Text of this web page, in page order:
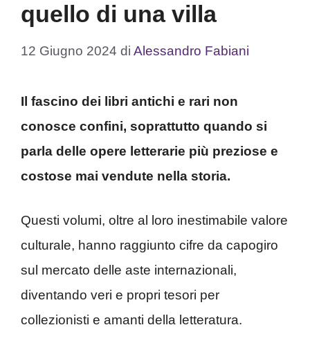
quello di una villa
12 Giugno 2024 di Alessandro Fabiani
Il fascino dei libri antichi e rari non
conosce confini, soprattutto quando si
parla delle opere letterarie più preziose e
costose mai vendute nella storia.
Questi volumi, oltre al loro inestimabile valore
culturale, hanno raggiunto cifre da capogiro
sul mercato delle aste internazionali,
diventando veri e propri tesori per
collezionisti e amanti della letteratura.